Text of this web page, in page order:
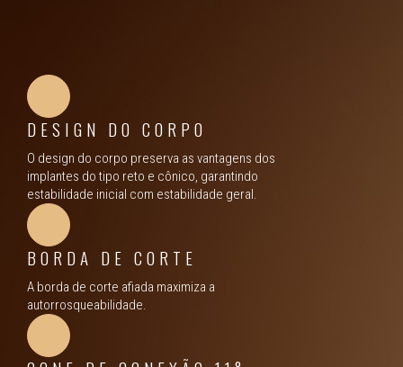
DESIGN DO CORPO
O design do corpo preserva as vantagens dos
implantes do tipo reto e cônico, garantindo
estabilidade inicial com estabilidade geral.
BORDA DE CORTE
A borda de corte afiada maximiza a
autorrosqueabilidade.